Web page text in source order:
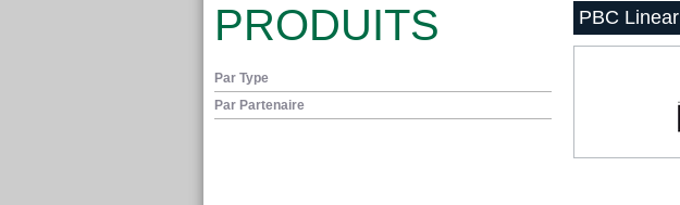
PRODUITS
Par Type
Par Partenaire
PBC Linear